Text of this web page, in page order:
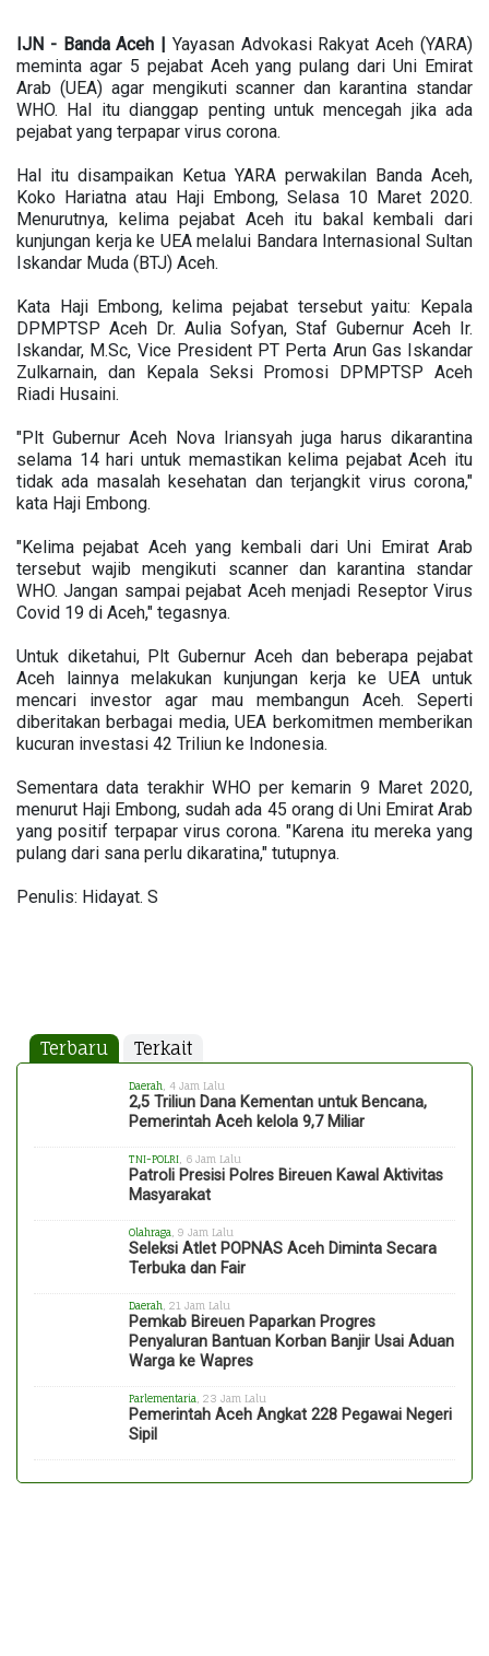
IJN - Banda Aceh | Yayasan Advokasi Rakyat Aceh (YARA)
meminta agar 5 pejabat Aceh yang pulang dari Uni Emirat
Arab (UEA) agar mengikuti scanner dan karantina standar
WHO. Hal itu dianggap penting untuk mencegah jika ada
pejabat yang terpapar virus corona.
Hal itu disampaikan Ketua YARA perwakilan Banda Aceh,
Koko Hariatna atau Haji Embong, Selasa 10 Maret 2020.
Menurutnya, kelima pejabat Aceh itu bakal kembali dari
kunjungan kerja ke UEA melalui Bandara Internasional Sultan
Iskandar Muda (BTJ) Aceh.
Kata Haji Embong, kelima pejabat tersebut yaitu: Kepala
DPMPTSP Aceh Dr. Aulia Sofyan, Staf Gubernur Aceh Ir.
Iskandar, M.Sc, Vice President PT Perta Arun Gas Iskandar
Zulkarnain, dan Kepala Seksi Promosi DPMPTSP Aceh
Riadi Husaini.
"Plt Gubernur Aceh Nova Iriansyah juga harus dikarantina
selama 14 hari untuk memastikan kelima pejabat Aceh itu
tidak ada masalah kesehatan dan terjangkit virus corona,"
kata Haji Embong.
"Kelima pejabat Aceh yang kembali dari Uni Emirat Arab
tersebut wajib mengikuti scanner dan karantina standar
WHO. Jangan sampai pejabat Aceh menjadi Reseptor Virus
Covid 19 di Aceh," tegasnya.
Untuk diketahui, Plt Gubernur Aceh dan beberapa pejabat
Aceh lainnya melakukan kunjungan kerja ke UEA untuk
mencari investor agar mau membangun Aceh. Seperti
diberitakan berbagai media, UEA berkomitmen memberikan
kucuran investasi 42 Triliun ke Indonesia.
Sementara data terakhir WHO per kemarin 9 Maret 2020,
menurut Haji Embong, sudah ada 45 orang di Uni Emirat Arab
yang positif terpapar virus corona. "Karena itu mereka yang
pulang dari sana perlu dikaratina," tutupnya.
Penulis: Hidayat. S
Terbaru Terkait
Daerah, 4 Jam Lalu
2,5 Triliun Dana Kementan untuk Bencana,
Pemerintah Aceh kelola 9,7 Miliar
TNI-POLRI, 6 Jam Lalu
Patroli Presisi Polres Bireuen Kawal Aktivitas
Masyarakat
Olahraga, 9 Jam Lalu
Seleksi Atlet POPNAS Aceh Diminta Secara
Terbuka dan Fair
Daerah, 21 Jam Lalu
Pemkab Bireuen Paparkan Progres
Penyaluran Bantuan Korban Banjir Usai Aduan
Warga ke Wapres
Parlementaria, 23 Jam Lalu
Pemerintah Aceh Angkat 228 Pegawai Negeri
Sipil